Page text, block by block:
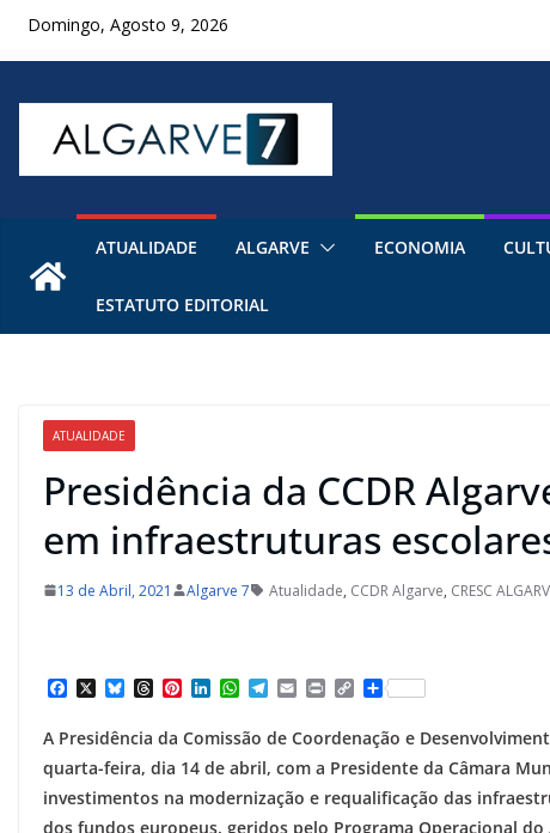
SkipDomingo, Agosto 9, 2026
ATUALIDADE ALGARVE ECONOMIA
ESTATUTO EDITORIAL
ATUALIDADE
Presidência da CCDR
em infraestruturas
13 de Abril, 2021 Algarve 7 Atualidade, CCDR Algarve, CRESC
a
e
b
o
o
k
X B
e
s
k
y
T
h
e
a
d
s
P
n
t
e
r
e
s
L
n
k
e
d
I
n
W
h
a
t
s
A
p
p
T
e
e
g
r
a
m
E
m
a
i
l
P
n
t
C
o
y
L
i
n
k
S
h
a
r
e
A Presidência da Comissão de Coordenação e
quarta-feira, dia 14 de abril, com a Presidente da Câmara
investimentos na modernização e requalificação das
dos fundos europeus, geridos pelo Programa Operacional do